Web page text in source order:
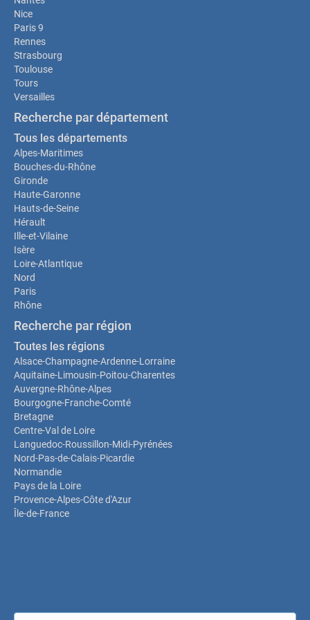
Nice
Paris 9
Rennes
Strasbourg
Toulouse
Tours
Versailles
Recherche par département
Tous les départements
Alpes-Maritimes
Bouches-du-Rhône
Gironde
Haute-Garonne
Hauts-de-Seine
Hérault
Ille-et-Vilaine
Isère
Loire-Atlantique
Nord
Paris
Rhône
Recherche par région
Toutes les régions
Alsace-Champagne-Ardenne-Lorraine
Aquitaine-Limousin-Poitou-Charentes
Auvergne-Rhône-Alpes
Bourgogne-Franche-Comté
Bretagne
Centre-Val de Loire
Languedoc-Roussillon-Midi-Pyrénées
Nord-Pas-de-Calais-Picardie
Normandie
Pays de la Loire
Provence-Alpes-Côte d'Azur
Île-de-France